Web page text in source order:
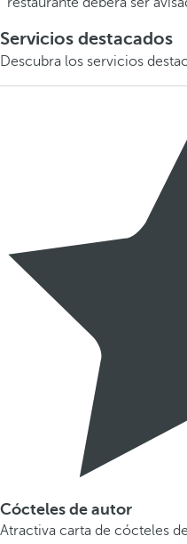
Servicios destacados
Descubra los servicios
Cócteles de autor
Atractiva carta de cócteles